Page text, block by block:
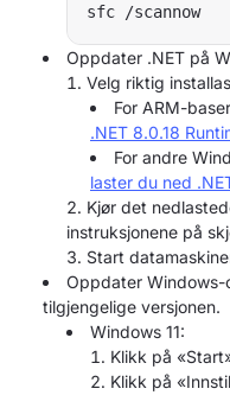
Oppdater .NET på
Velg riktig
For ARM-
.NET 8.0.18
For andre
laster du ned
Kjør det
instruksjonene på
Start
Oppdater
tilgjengelige versjonen.
Windows 11:
Klikk på
Klikk på